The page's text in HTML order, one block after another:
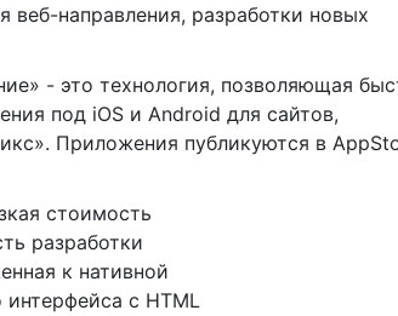
веб-направления, разработки новых
- это технология, позволяющая
под iOS и Android для сайтов,
Приложения публикуются в
стоимость
разработки
к нативной
с HTML